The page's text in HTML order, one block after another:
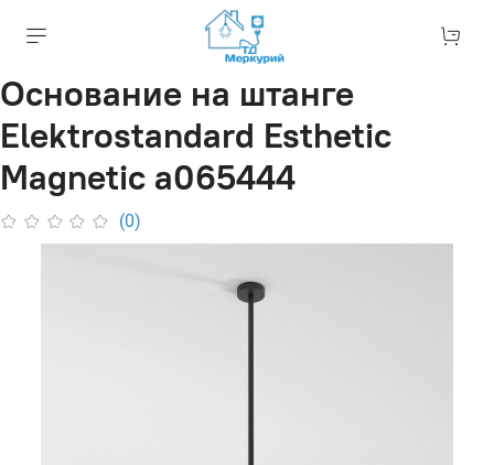
Основание на штанге
Elektrostandard Esthetic
Magnetic a065444
(0)